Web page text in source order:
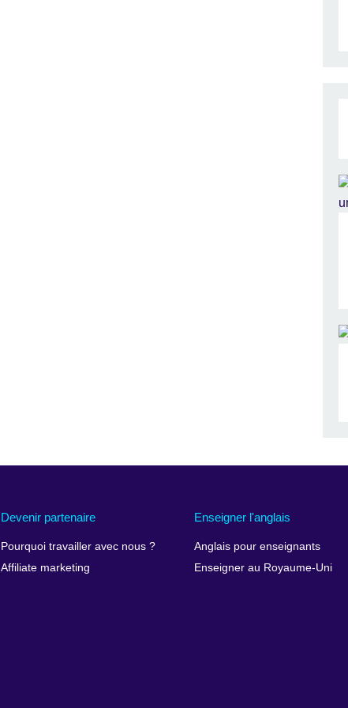
Devenir partenaire
Pourquoi travailler avec nous ?
Affiliate marketing
Enseigner l'anglais
Anglais pour enseignants
Enseigner au Royaume-Uni